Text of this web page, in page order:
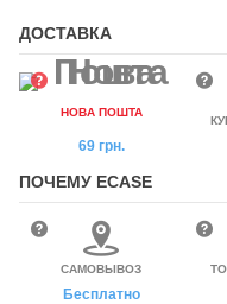
ДОСТАВКА
НОВА ПОШТА
69 грн.
ПОЧЕМУ ECASE
САМОВЫВОЗ
Бесплатно